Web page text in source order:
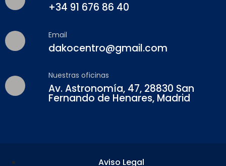
+34 91 676 86 40
Email
dakocentro@gmail.com
Nuestras oficinas
Av. Astronomía, 47, 28830 San
Fernando de Henares, Madrid
Aviso Legal